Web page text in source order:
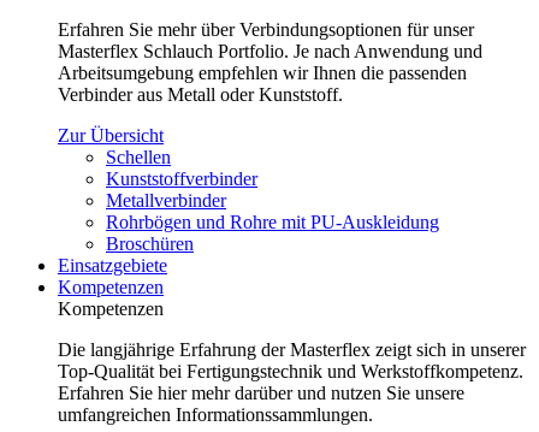
Erfahren Sie mehr über Verbindungsoptionen für unser
Masterflex Schlauch Portfolio. Je nach Anwendung und
Arbeitsumgebung empfehlen wir Ihnen die passenden
Verbinder aus Metall oder Kunststoff.
Zur Übersicht
Schellen
Kunststoffverbinder
Metallverbinder
Rohrbögen und Rohre mit PU-Auskleidung
Broschüren
Einsatzgebiete
Kompetenzen
Kompetenzen
Die langjährige Erfahrung der Masterflex zeigt sich in unserer
Top-Qualität bei Fertigungstechnik und Werkstoffkompetenz.
Erfahren Sie hier mehr darüber und nutzen Sie unsere
umfangreichen Informationssammlungen.